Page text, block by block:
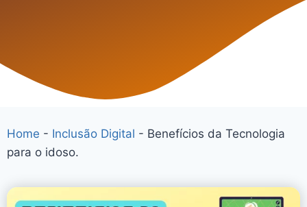
Home - Inclusão Digital - Benefícios da Tecnologia
para o idoso.